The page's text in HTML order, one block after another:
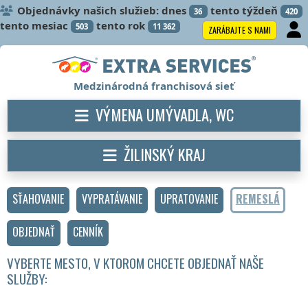
Objednávky našich služieb: dnes 36 tento týždeň 420
tento mesiac 503 tento rok 11 362 ZARÁBAJTE S NAMI
SŤAHOVANIE VYPRATÁVANIE UPRATOVANIE
REMESLÁ
OBJEDNAŤ
CENNÍK
VYBERTE MESTO, V KTOROM CHCETE OBJEDNAŤ NAŠE
SLUŽBY:
Medzinárodná franchisová sieť
VÝMENA UMÝVADLA, WC
ŽILINSKÝ KRAJ